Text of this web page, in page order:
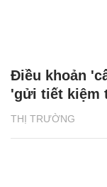
THỊ TRƯỜNG
Điều khoản
'gửi tiết kiệm